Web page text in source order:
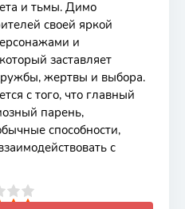
и тьмы. Димо
своей яркой
и
заставляет
жертвы и выбора.
с того, что главный
парень,
способности,
с